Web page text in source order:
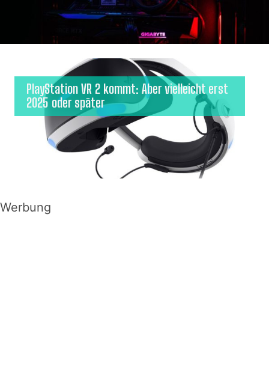
PlayStation VR 2 kommt: Aber vielleicht erst
2025 oder später
Werbung